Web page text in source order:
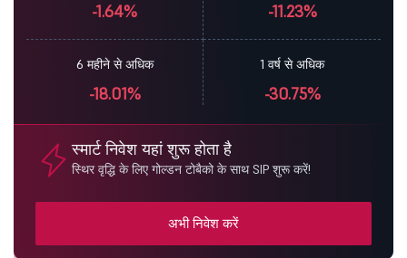
-1.64% -11.23%
6 महीने से अधिक
-18.01%
1 वर्ष से अधिक
-30.75%
स्मार्ट निवेश यहां शुरू होता है
स्थिर वृद्धि के लिए गोल्डन टोबैको के साथ SIP शुरू करें!
अभी निवेश करें